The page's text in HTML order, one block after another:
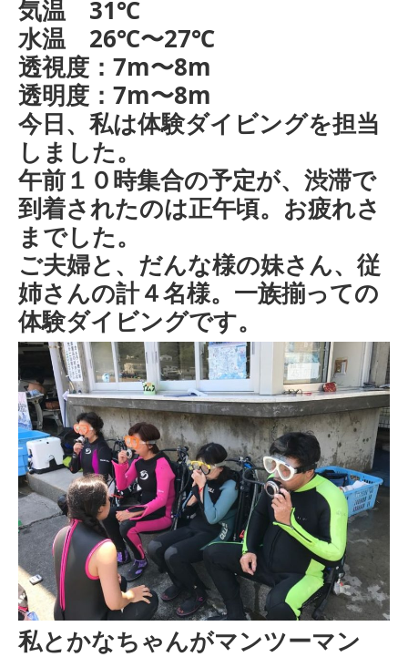
気温 31℃
水温 26℃〜27℃
透視度：7m〜8m
透明度：7m〜8m
今日、私は体験ダイビングを担当
しました。
午前１０時集合の予定が、渋滞で
到着されたのは正午頃。お疲れさ
までした。
ご夫婦と、だんな様の妹さん、従
姉さんの計４名様。一族揃っての
体験ダイビングです。
私とかなちゃんがマンツーマン